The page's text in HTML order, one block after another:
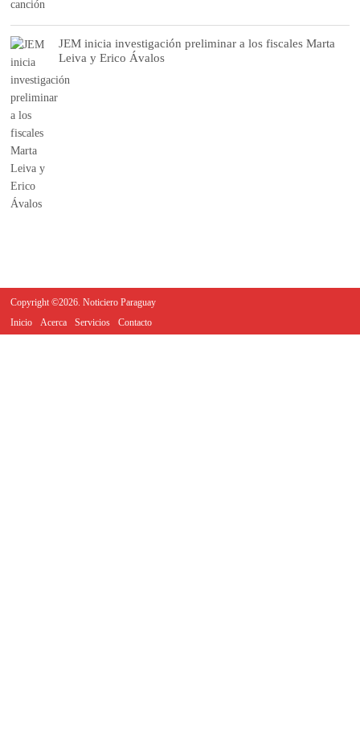
JEM inicia investigación preliminar a los fiscales Marta
Leiva y Erico Ávalos
Copyright ©2026. Noticiero Paraguay
Inicio
Acerca Servicios Contacto